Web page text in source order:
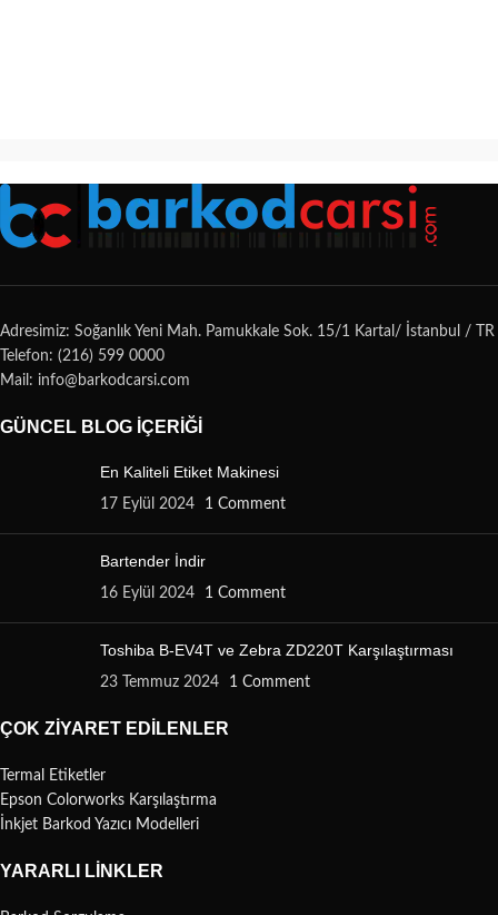
Adresimiz: Soğanlık Yeni Mah. Pamukkale Sok. 15/1 Kartal/ İstanbul / TR
Telefon: (216) 599 0000
Mail: info@barkodcarsi.com
GÜNCEL BLOG İÇERIĞI
En Kaliteli Etiket Makinesi
17 Eylül 2024 1 Comment
Bartender İndir
16 Eylül 2024 1 Comment
Toshiba B-EV4T ve Zebra ZD220T Karşılaştırması
23 Temmuz 2024 1 Comment
ÇOK ZIYARET EDILENLER
Termal Etiketler
Epson Colorworks Karşılaştırma
İnkjet Barkod Yazıcı Modelleri
YARARLI LINKLER